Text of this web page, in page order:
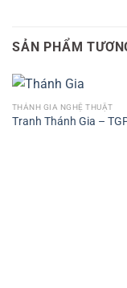
SẢN PHẨM
THÁNH GIA NGHỆ THUẬT
Tranh Thánh Gia –